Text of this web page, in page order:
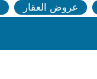
عروض العقار